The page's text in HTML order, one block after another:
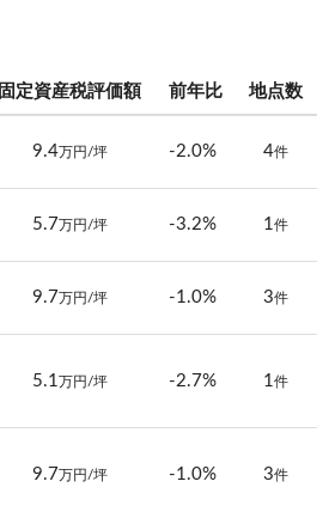
固定資産税評価額 前年比 地点数
9.4万円/坪 -2.0% 4件
5.7 万円/坪 -3.2% 1件
9.7 万円/坪 -1.0% 3件
5.1 万円/坪 -2.7% 1件
9.7 万円/坪 -1.0% 3件